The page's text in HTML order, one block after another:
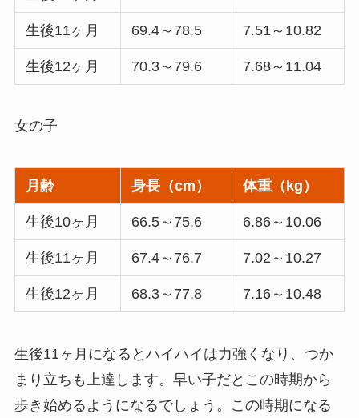
生後11ヶ月 69.4～78.5 7.51～10.82
生後12ヶ月 70.3～79.6 7.68～11.04
女の子
月齢 身長（cm） 体重（kg）
生後10ヶ月 66.5～75.6 6.86～10.06
生後11ヶ月 67.4～76.7 7.02～10.27
生後12ヶ月 68.3～77.8 7.16～10.48
生後11ヶ月になるとハイハイは力強くなり、つか
まり立ちも上達します。早い子だとこの時期から
歩き始めるようになるでしょう。この時期になる